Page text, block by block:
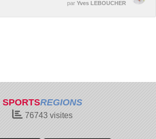
par Yves LEBOUCHER
SPORTSREGIONS
76743visites